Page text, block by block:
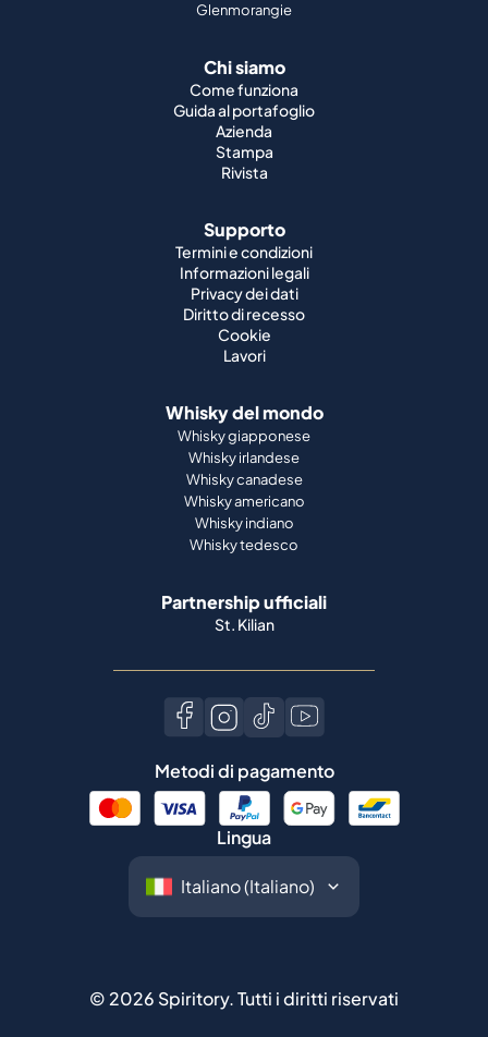
Glenmorangie
Chi siamo
Come funziona
Guida al portafoglio
Azienda
Stampa
Rivista
Supporto
Termini e condizioni
Informazioni legali
Privacy dei dati
Diritto di recesso
Cookie
Lavori
Whisky del mondo
Whisky giapponese
Whisky irlandese
Whisky canadese
Whisky americano
Whisky indiano
Whisky tedesco
Partnership ufficiali
St. Kilian
Metodi di pagamento
Lingua
©2026 Spiritory.Tutti i diritti riservati